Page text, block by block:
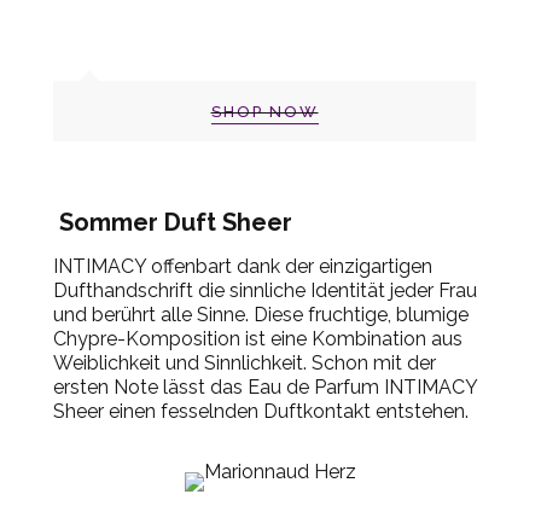
SHOP NOW
Sommer Duft Sheer
INTIMACY offenbart dank der einzigartigen
Dufthandschrift die sinnliche Identität jeder Frau
und berührt alle Sinne. Diese fruchtige, blumige
Chypre-Komposition ist eine Kombination aus
Weiblichkeit und Sinnlichkeit. Schon mit der
ersten Note lässt das Eau de Parfum INTIMACY
Sheer einen fesselnden Duftkontakt entstehen.